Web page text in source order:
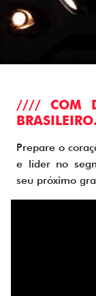
//// COM
BRASILEIRO.
Prepare o
e líder no
seu próximo